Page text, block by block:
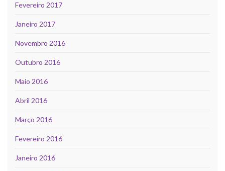
Fevereiro 2017
Janeiro 2017
Novembro 2016
Outubro 2016
Maio 2016
Abril 2016
Março 2016
Fevereiro 2016
Janeiro 2016